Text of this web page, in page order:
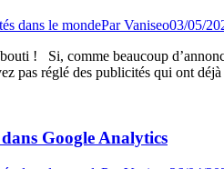
dans le mondeParVaniseo03/05/
! Si, comme beaucoup
pas réglé des publicités qui ont
Google Analytics